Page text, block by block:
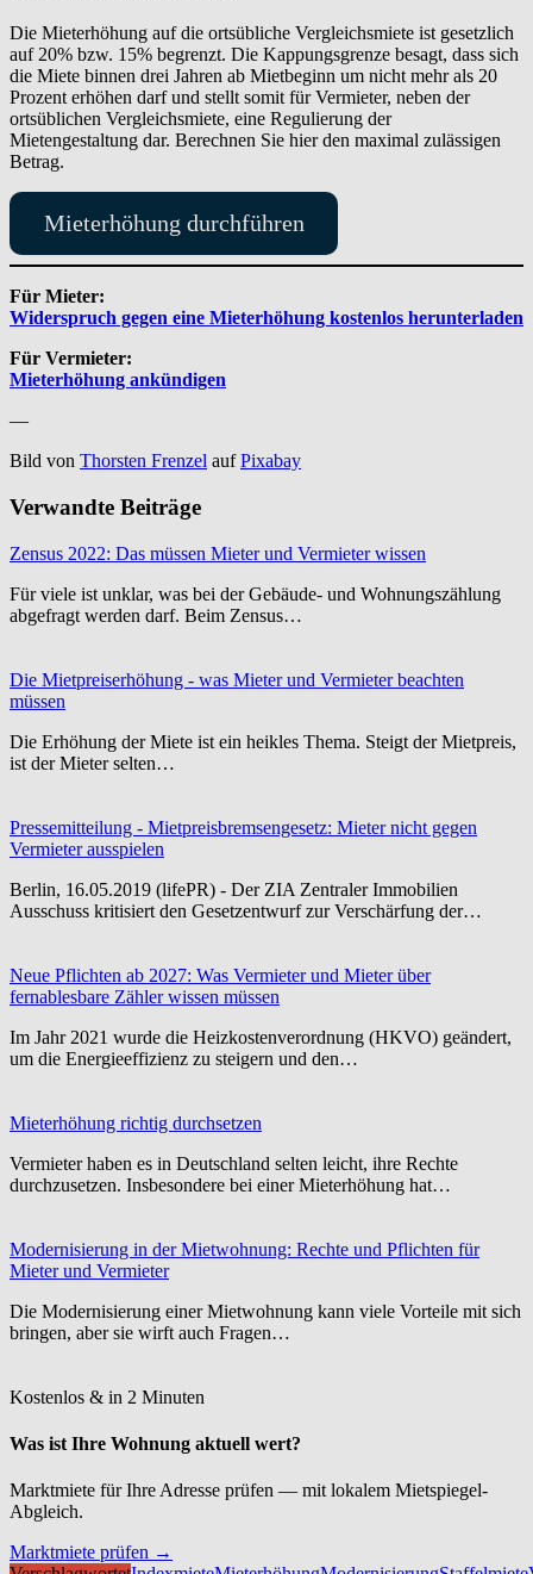
Die Mieterhöhung auf die ortsübliche Vergleichsmiete ist gesetzlich
auf 20% bzw. 15% begrenzt. Die Kappungsgrenze besagt, dass sich
die Miete binnen drei Jahren ab Mietbeginn um nicht mehr als 20
Prozent erhöhen darf und stellt somit für Vermieter, neben der
ortsüblichen Vergleichsmiete, eine Regulierung der
Mietengestaltung dar. Berechnen Sie hier den maximal zulässigen
Betrag.
Mieterhöhung durchführen
Für Mieter:
Widerspruch gegen eine Mieterhöhung kostenlos herunterladen
Für Vermieter:
Mieterhöhung ankündigen
—
Bild von Thorsten Frenzel aufPixabay
Verwandte Beiträge
Zensus 2022: Das müssen Mieter und Vermieter wissen
Für viele ist unklar, was bei der Gebäude- und Wohnungszählung
abgefragt werden darf. Beim Zensus…
Die Mietpreiserhöhung - was Mieter und Vermieter beachten
müssen
Die Erhöhung der Miete ist ein heikles Thema. Steigt der Mietpreis,
ist der Mieter selten…
Pressemitteilung - Mietpreisbremsengesetz: Mieter nicht gegen
Vermieter ausspielen
Berlin, 16.05.2019 (lifePR) - Der ZIA Zentraler Immobilien
Ausschuss kritisiert den Gesetzentwurf zur Verschärfung der…
Neue Pflichten ab 2027: Was Vermieter und Mieter über
fernablesbare Zähler wissen müssen
Im Jahr 2021 wurde die Heizkostenverordnung (HKVO) geändert,
um die Energieeffizienz zu steigern und den…
Mieterhöhung richtig durchsetzen
Vermieter haben es in Deutschland selten leicht, ihre Rechte
durchzusetzen. Insbesondere bei einer Mieterhöhung hat…
Modernisierung in der Mietwohnung: Rechte und Pflichten für
Mieter und Vermieter
Die Modernisierung einer Mietwohnung kann viele Vorteile mit sich
bringen, aber sie wirft auch Fragen…
Kostenlos & in 2 Minuten
Was ist Ihre Wohnung aktuell wert?
Marktmiete für Ihre Adresse prüfen — mit lokalem Mietspiegel-
Abgleich.
Marktmiete prüfen →